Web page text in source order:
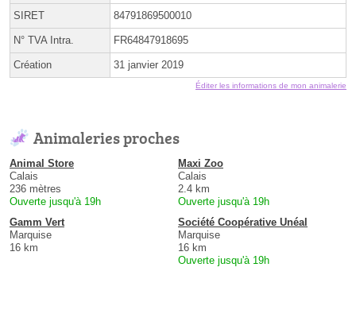
SIRET 84791869500010
N° TVA Intra. FR64847918695
Création 31 janvier 2019
Éditer les informations de mon animalerie
Animaleries proches
Animal Store
Calais
236 mètres
Ouverte jusqu'à 19h
Maxi Zoo
Calais
2.4 km
Ouverte jusqu'à 19h
Gamm Vert
Marquise
16 km
Société Coopérative Unéal
Marquise
16 km
Ouverte jusqu'à 19h